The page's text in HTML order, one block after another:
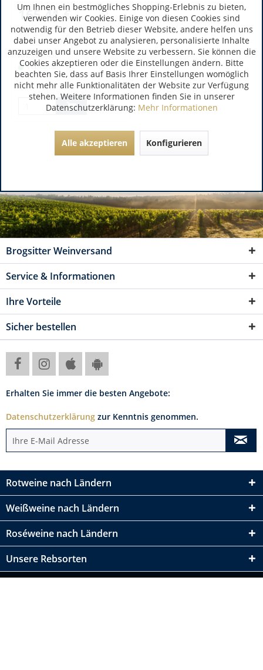
165,41 €
inkl. MwSt.
4.5 Liter(36,76 € / 1 Liter)
Art.-Nr.:438
Verfügbar
Brogsitter Weinversand
Service & Informationen
Ihre Vorteile
Sicher bestellen
Erhalten Sie immer die besten Angebote:
Datenschutzerklärung zur Kenntnis genommen.
Rotweine nach Ländern
Weißweine nach Ländern
Roséweine nach Ländern
Unsere Rebsorten
Um Ihnen ein bestmögliches Shopping-Erlebnis zu bieten,
verwenden wir Cookies. Einige von diesen Cookies sind
notwendig für den Betrieb dieser Website, andere helfen uns
dabei unser Angebot zu analysieren, personalisierte Inhalte
anzuzeigen und unsere Website zu verbessern. Sie können die
Cookies akzeptieren oder die Einstellungen ändern. Bitte
beachten Sie, dass auf Basis Ihrer Einstellungen womöglich
nicht mehr alle Funktionalitäten der Website zur Verfügung
stehen. Weitere Informationen finden Sie in unserer
Datenschutzerklärung: Mehr Informationen
Alle akzeptieren Konfigurieren